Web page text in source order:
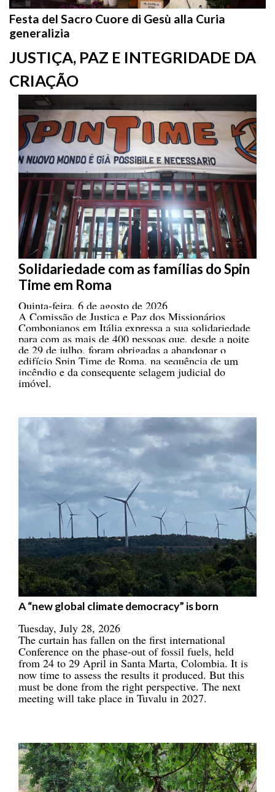
Festa del Sacro Cuore di Gesù alla Curia
generalizia
JUSTIÇA, PAZ E INTEGRIDADE DA
CRIAÇÃO
Solidariedade com as famílias do Spin
Time em Roma
Quinta-feira, 6 de agosto de 2026
A Comissão de Justiça e Paz dos Missionários
Combonianos em Itália expressa a sua solidariedade
para com as mais de 400 pessoas que, desde a noite
de 29 de julho, foram obrigadas a abandonar o
edifício Spin Time de Roma, na sequência de um
incêndio e da consequente selagem judicial do
imóvel.
A “new global climate democracy” is born
Tuesday, July 28, 2026
The curtain has fallen on the first international
Conference on the phase-out of fossil fuels, held
from 24 to 29 April in Santa Marta, Colombia. It is
now time to assess the results it produced. But this
must be done from the right perspective. The next
meeting will take place in Tuvalu in 2027.